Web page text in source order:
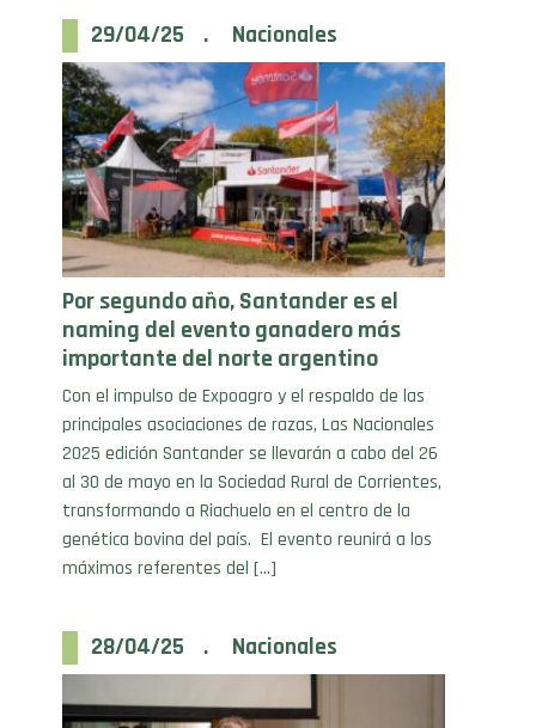
Por segundo año, Santander es el
naming del evento ganadero más
importante del norte argentino
Con el impulso de Expoagro y el respaldo de las
principales asociaciones de razas, Las Nacionales
2025 edición Santander se llevarán a cabo del 26
al 30 de mayo en la Sociedad Rural de Corrientes,
transformando a Riachuelo en el centro de la
genética bovina del país. El evento reunirá a los
máximos referentes del […]